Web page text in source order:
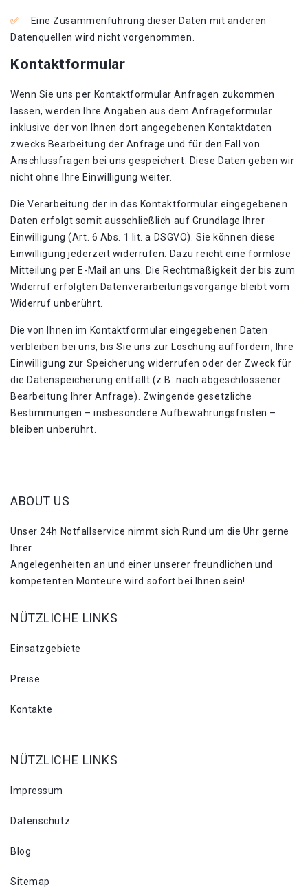
Eine Zusammenführung dieser Daten mit anderen
Datenquellen wird nicht vorgenommen.
Kontaktformular
Wenn Sie uns per Kontaktformular Anfragen zukommen
lassen, werden Ihre Angaben aus dem Anfrageformular
inklusive der von Ihnen dort angegebenen Kontaktdaten
zwecks Bearbeitung der Anfrage und für den Fall von
Anschlussfragen bei uns gespeichert. Diese Daten geben wir
nicht ohne Ihre Einwilligung weiter.
Die Verarbeitung der in das Kontaktformular eingegebenen
Daten erfolgt somit ausschließlich auf Grundlage Ihrer
Einwilligung (Art. 6 Abs. 1 lit. a DSGVO). Sie können diese
Einwilligung jederzeit widerrufen. Dazu reicht eine formlose
Mitteilung per E-Mail an uns. Die Rechtmäßigkeit der bis zum
Widerruf erfolgten Datenverarbeitungsvorgänge bleibt vom
Widerruf unberührt.
Die von Ihnen im Kontaktformular eingegebenen Daten
verbleiben bei uns, bis Sie uns zur Löschung auffordern, Ihre
Einwilligung zur Speicherung widerrufen oder der Zweck für
die Datenspeicherung entfällt (z.B. nach abgeschlossener
Bearbeitung Ihrer Anfrage). Zwingende gesetzliche
Bestimmungen – insbesondere Aufbewahrungsfristen –
bleiben unberührt.
ABOUT US
Unser 24h Notfallservice nimmt sich Rund um die Uhr gerne
Ihrer
Angelegenheiten an und einer unserer freundlichen und
kompetenten Monteure wird sofort bei Ihnen sein!
NÜTZLICHE LINKS
Einsatzgebiete
Preise
Kontakte
NÜTZLICHE LINKS
Impressum
Datenschutz
Blog
Sitemap